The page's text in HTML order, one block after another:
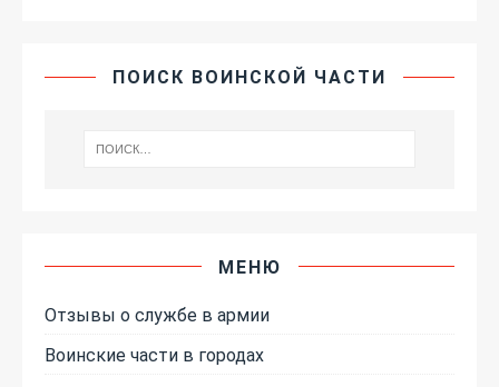
ПОИСК ВОИНСКОЙ ЧАСТИ
МЕНЮ
Отзывы о службе в армии
Воинские части в городах